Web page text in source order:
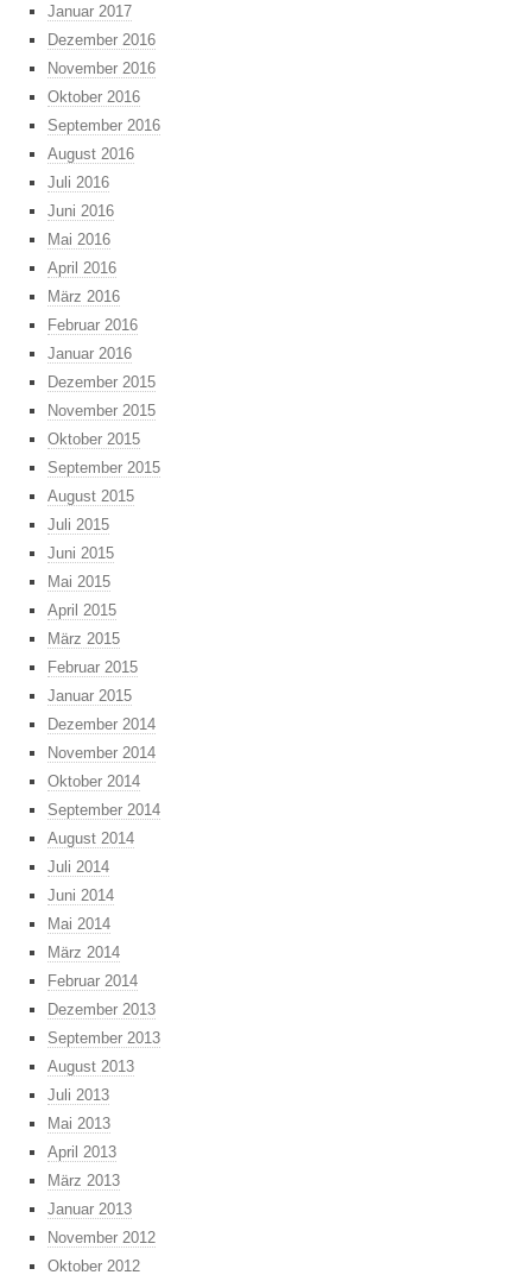
Januar 2017
Dezember 2016
November 2016
Oktober 2016
September 2016
August 2016
Juli 2016
Juni 2016
Mai 2016
April 2016
März 2016
Februar 2016
Januar 2016
Dezember 2015
November 2015
Oktober 2015
September 2015
August 2015
Juli 2015
Juni 2015
Mai 2015
April 2015
März 2015
Februar 2015
Januar 2015
Dezember 2014
November 2014
Oktober 2014
September 2014
August 2014
Juli 2014
Juni 2014
Mai 2014
März 2014
Februar 2014
Dezember 2013
September 2013
August 2013
Juli 2013
Mai 2013
April 2013
März 2013
Januar 2013
November 2012
Oktober 2012